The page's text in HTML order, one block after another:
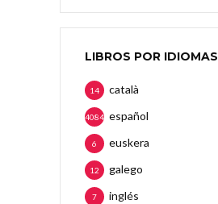
LIBROS POR IDIOMAS
català
14
español
4084
euskera
6
galego
12
inglés
7